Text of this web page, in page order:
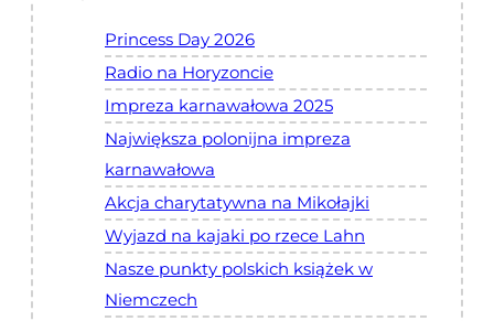
Princess Day 2026
Radio na Horyzoncie
Impreza karnawałowa 2025
Największa polonijna impreza
karnawałowa
Akcja charytatywna na Mikołajki
Wyjazd na kajaki po rzece Lahn
Nasze punkty polskich książek w
Niemczech